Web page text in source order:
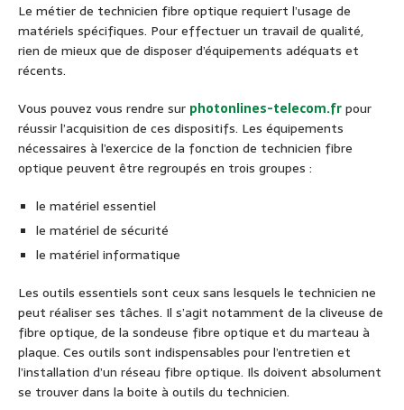
Le métier de technicien fibre optique requiert l’usage de
matériels spécifiques. Pour effectuer un travail de qualité,
rien de mieux que de disposer d’équipements adéquats et
récents.
Vous pouvez vous rendre sur photonlines-telecom.frpour
réussir l’acquisition de ces dispositifs. Les équipements
nécessaires à l’exercice de la fonction de technicien fibre
optique peuvent être regroupés en trois groupes :
le matériel essentiel
le matériel de sécurité
le matériel informatique
Les outils essentiels sont ceux sans lesquels le technicien ne
peut réaliser ses tâches. Il s’agit notamment de la cliveuse de
fibre optique, de la sondeuse fibre optique et du marteau à
plaque. Ces outils sont indispensables pour l’entretien et
l’installation d’un réseau fibre optique. Ils doivent absolument
se trouver dans la boite à outils du technicien.